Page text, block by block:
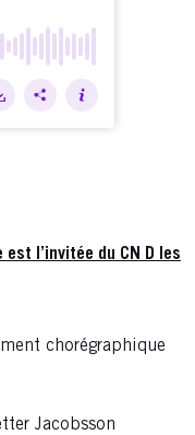
l’invitée du CN D les
chorégraphique
Jacobsson